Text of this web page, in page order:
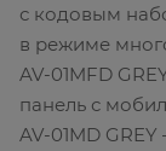
с кодовым
в режиме
AV-01MFD
панель с
AV-01MD